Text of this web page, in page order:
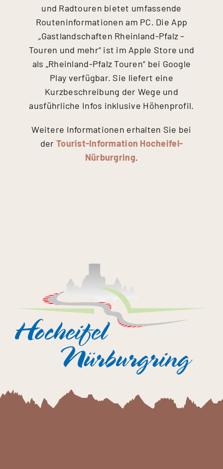
und Radtouren bietet umfassende
Routeninformationen am PC. Die App
„Gastlandschaften Rheinland-Pfalz –
Touren und mehr“ ist im Apple Store und
als „Rheinland-Pfalz Touren“ bei Google
Play verfügbar. Sie liefert eine
Kurzbeschreibung der Wege und
ausführliche Infos inklusive Höhenprofil.
Weitere Informationen erhalten Sie bei
der Tourist-Information Hocheifel-
Nürburgring.